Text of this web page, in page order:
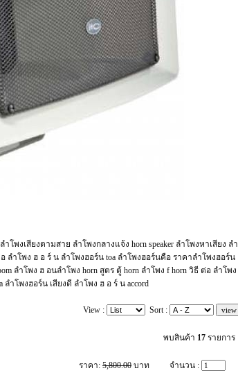
โพงเสียงตามสาย ลำโพงกลางแจ้ง horn speaker ลำโพงหาเสียง ลำ
ลำโพง ฮ อ ร์ น ลำโพงฮอร์น toa ลำโพงฮอร์นคือ ราคาลำโพงฮอร์น
ลำโพง ฮ อนลำโพง horn สูตร ตู้ horn ลำโพง f horn วิธี ต่อ ลำโพง
าโพงฮอร์น เสียงดี ลำโพง ฮ อ ร์ น accord
View : Sort :
พบสินค้า 17 รายการ
ราคา:5,800.00 บาท จำนวน :